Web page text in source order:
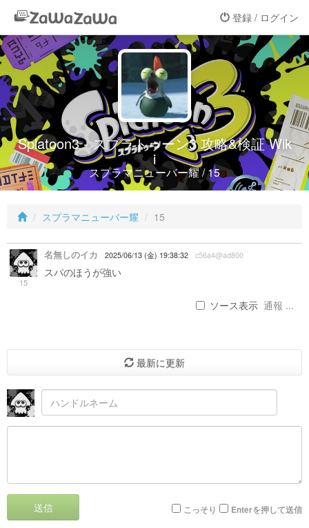
登録 / ログイン
Splatoon3 - スプラトゥーン3 攻略&検証 Wik
i
スプラマニューバー耀 / 15
スプラマニューバー耀 15
15
名無しのイカ 2025/06/13 (金) 19:38:32 c56a4@ad800
スパのほうが強い
ソース表示 通報 ...
最新に更新
送信 こっそり Enterを押して送信